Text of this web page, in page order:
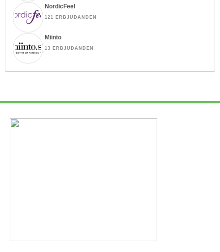
NordicFeel
121 ERBJUDANDEN
Miinto
13 ERBJUDANDEN